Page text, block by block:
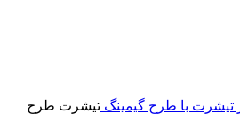
تیشرت با طرح گیمینگ تیشرت طرح